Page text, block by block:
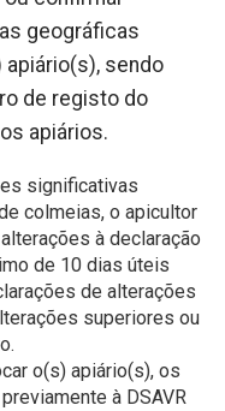
geográficas
sendo
de registo do
apiários.
significativas
colmeias, o apicultor
à declaração
de 10 dias úteis
de alterações
superiores ou
o(s) apiário(s), os
à DSAVR